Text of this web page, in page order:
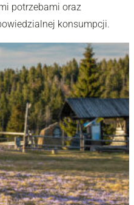
potrzebami oraz
konsumpcji.